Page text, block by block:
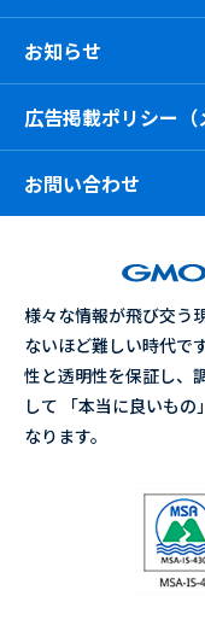
お知らせ
広告掲載ポリシー（
お問い合わせ
様々な情報が飛び交う
ないほど難しい時代で
性と透明性を保証し、
して 「本当に良いも
なります。